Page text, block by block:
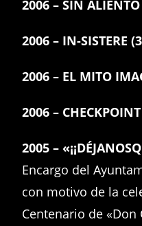
2006 – SIN ALIENTO
2006 – IN-SISTERE
2006 – EL MITO
2006 – CHECKPOINT
2005 –
Encargo del
con motivo de la
Centenario de